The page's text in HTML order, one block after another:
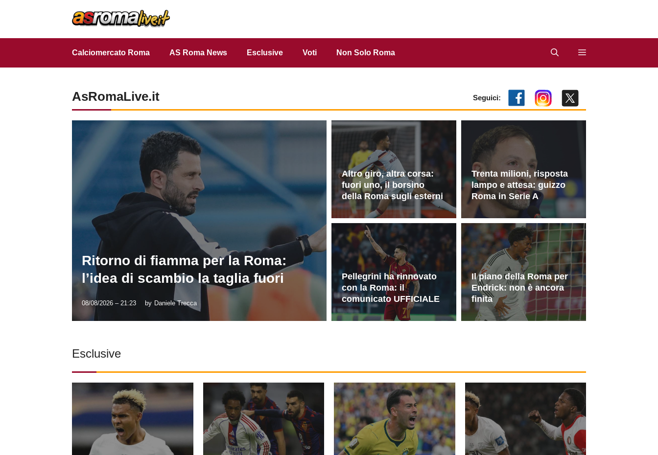
Calciomercato Roma AS Roma News Esclusive Voti Non Solo Roma
AsRomaLive.it Seguici:
Ritorno di fiamma per la Roma:
l’idea di scambio la taglia fuori
08/08/2026 – 21:23 by Daniele Trecca
Altro giro, altra corsa:
fuori uno, il borsino
della Roma sugli esterni
Trenta milioni, risposta
lampo e attesa: guizzo
Roma in Serie A
Pellegrini ha rinnovato
con la Roma: il
comunicato UFFICIALE
Il piano della Roma per
Endrick: non è ancora
finita
Esclusive